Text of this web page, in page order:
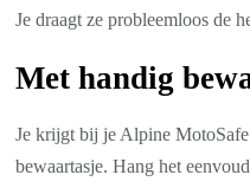
Je draagt ze probleemloos de
Met handig
Je krijgt bij je Alpine
bewaartasje. Hang het